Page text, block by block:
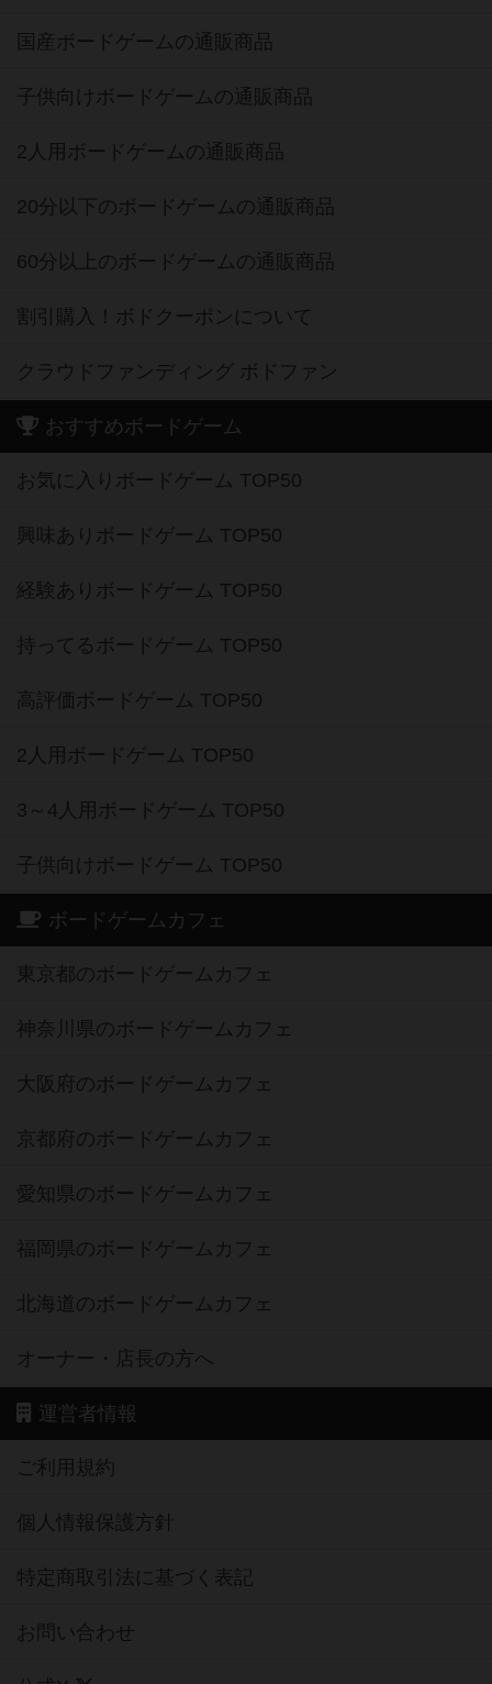
国産ボードゲームの通販商品
子供向けボードゲームの通販商品
2人用ボードゲームの通販商品
20分以下のボードゲームの通販商品
60分以上のボードゲームの通販商品
割引購入！ボドクーポンについて
クラウドファンディング ボドファン
おすすめボードゲーム
お気に入りボードゲーム TOP50
興味ありボードゲーム TOP50
経験ありボードゲーム TOP50
持ってるボードゲーム TOP50
高評価ボードゲーム TOP50
2人用ボードゲーム TOP50
3～4人用ボードゲーム TOP50
子供向けボードゲーム TOP50
ボードゲームカフェ
東京都のボードゲームカフェ
神奈川県のボードゲームカフェ
大阪府のボードゲームカフェ
京都府のボードゲームカフェ
愛知県のボードゲームカフェ
福岡県のボードゲームカフェ
北海道のボードゲームカフェ
オーナー・店長の方へ
運営者情報
ご利用規約
個人情報保護方針
特定商取引法に基づく表記
お問い合わせ